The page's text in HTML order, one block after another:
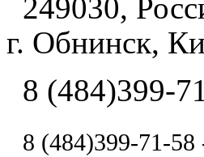
249030,
г. Обнинск,
8 (484)399-
8 (484)399-71-58